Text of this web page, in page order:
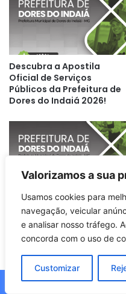
Valorizamos a sua
Usamos cookies para
navegação, veicular
e analisar nosso tráfego.
concorda com o uso de
Customizar
Descubra a Apostila
Oficial de Serviços
Públicos da Prefeitura de
Dores do Indaiá 2026!
Apostila Coveiro 2026:
Prepare-se para o
Concurso da Prefeitura
Dores do Indaiá MG!